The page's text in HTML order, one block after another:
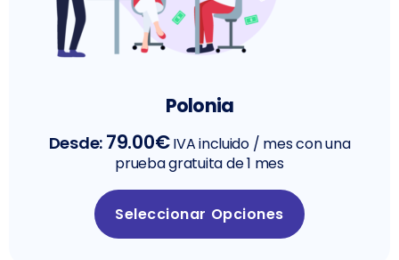
Polonia
Desde: 79.00€ IVA incluido / mes con una
prueba gratuita de 1 mes
Seleccionar Opciones